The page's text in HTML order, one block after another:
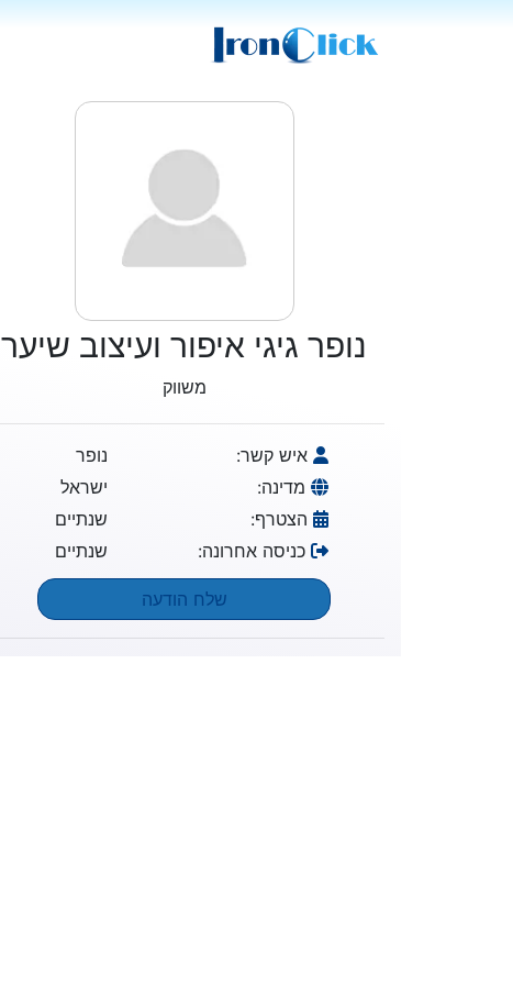
נופר גיגי איפור ועיצוב שיער
משווק
איש קשר:
נופר
מדינה:
ישראל
הצטרף:
שנתיים
כניסה אחרונה:
שנתיים
שלח הודעה